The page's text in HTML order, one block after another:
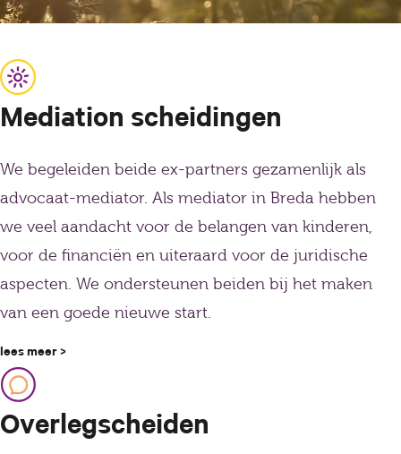
Mediation scheidingen
We begeleiden beide ex-partners gezamenlijk als
advocaat-mediator. Als mediator in Breda hebben
we veel aandacht voor de belangen van kinderen,
voor de financiën en uiteraard voor de juridische
aspecten. We ondersteunen beiden bij het maken
van een goede nieuwe start.
lees meer >
Overlegscheiden